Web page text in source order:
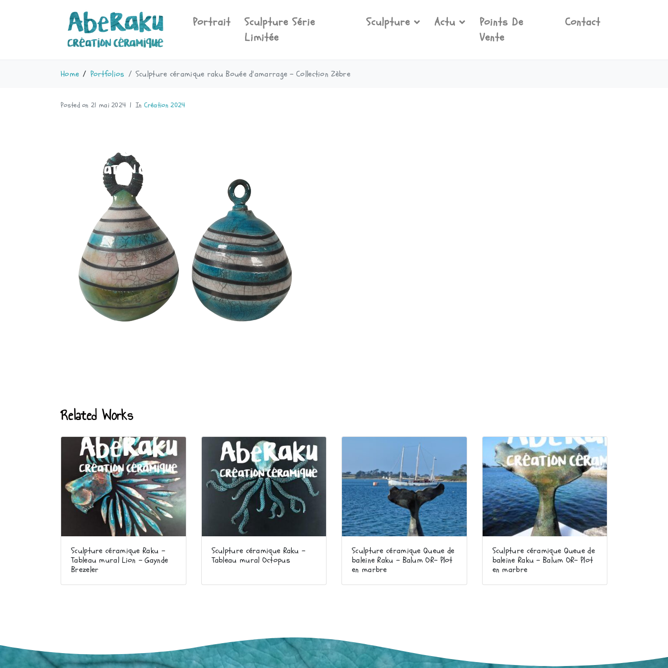
Portrait
Sculpture Série
Limitée
Sculpture Actu
Points De
Vente
Contact
Home Portfolios Sculpture céramique raku Bouée d'amarrage - Collection Zèbre
Posted on 21 mai 2024 In Création 2024
Related Works
Sculpture céramique Raku –
Tableau mural Lion – Gaynde
Brezeler
Sculpture céramique Raku –
Tableau mural Octopus
Sculpture céramique Queue de
baleine Raku – Balum OR- Plot
en marbre
Sculpture céramique Queue de
baleine Raku – Balum OR- Plot
en marbre